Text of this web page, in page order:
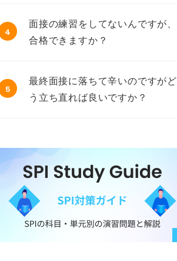
4
面接の練習をしてないんですが、
合格できますか？
5
最終面接に落ちて辛いのですがど
う立ち直れば良いですか？